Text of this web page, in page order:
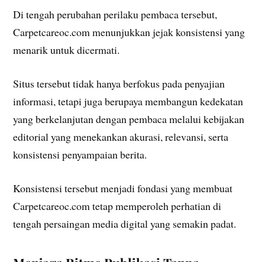
Di tengah perubahan perilaku pembaca tersebut,
Carpetcareoc.com menunjukkan jejak konsistensi yang
menarik untuk dicermati.
Situs tersebut tidak hanya berfokus pada penyajian
informasi, tetapi juga berupaya membangun kedekatan
yang berkelanjutan dengan pembaca melalui kebijakan
editorial yang menekankan akurasi, relevansi, serta
konsistensi penyampaian berita.
Konsistensi tersebut menjadi fondasi yang membuat
Carpetcareoc.com tetap memperoleh perhatian di
tengah persaingan media digital yang semakin padat.